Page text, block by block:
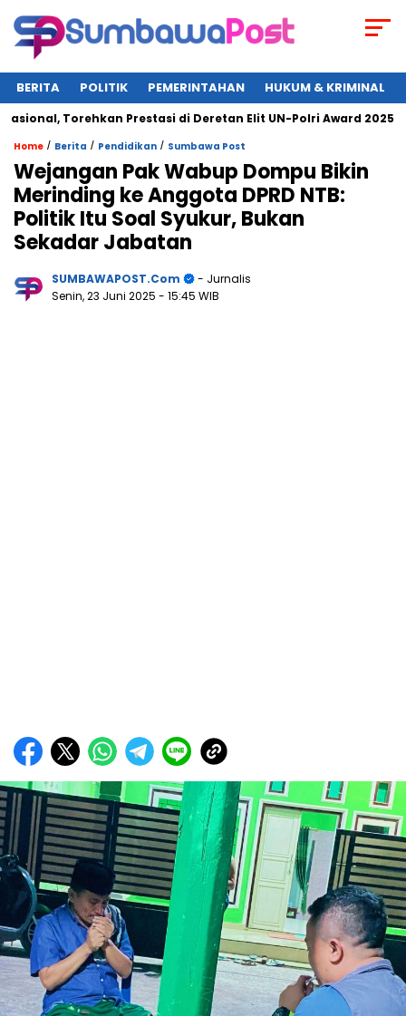
BERITA POLITIK PEMERINTAHAN HUKUM & KRIMINAL
Torehkan Prestasi di Deretan Elit UN-Polri Award 2025
Home / Berita / Pendidikan / Sumbawa Post
Wejangan Pak Wabup Dompu Bikin
Merinding ke Anggota DPRD NTB:
Politik Itu Soal Syukur, Bukan
Sekadar Jabatan
SUMBAWAPOST.com
- Jurnalis
Senin, 23 Juni 2025 - 15:45 WIB